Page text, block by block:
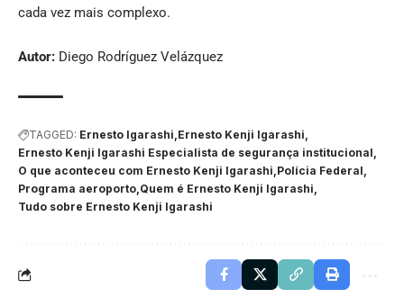
cada vez mais complexo.
Autor: Diego Rodríguez Velázquez
TAGGED: Ernesto Igarashi Ernesto Kenji Igarashi
Ernesto Kenji Igarashi Especialista de segurança institucional
O que aconteceu com Ernesto Kenji Igarashi Polícia Federal
Programa aeroporto Quem é Ernesto Kenji Igarashi
Tudo sobre Ernesto Kenji Igarashi